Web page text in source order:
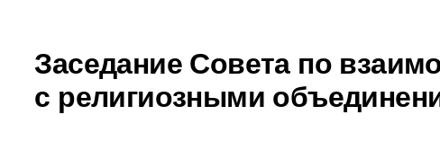
Заседание Совета по
с религиозными